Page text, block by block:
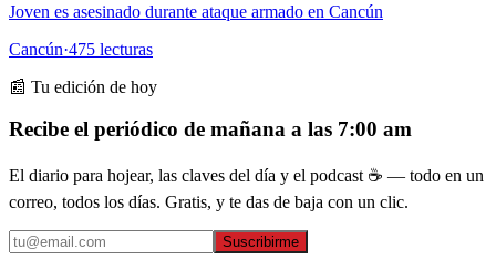
Joven es asesinado durante ataque armado en Cancún
Cancún·475 lecturas
📰 Tu edición de hoy
Recibe el periódico de mañana a las 7:00 am
El diario para hojear, las claves del día y el podcast ☕ — todo en un
correo, todos los días. Gratis, y te das de baja con un clic.
Suscribirme